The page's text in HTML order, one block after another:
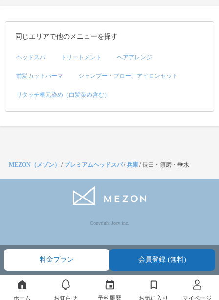
同じエリアで他のメニューを探す
ヘッドスパ トリートメント ヘアアレンジ
前髪カットパーマ シャンプー・ブロー、アイロンセット
リタッチ根元染め（白髪染め含む）
料金プラン 会員登録 (無料)
MEZON（メゾン） / プレミアムヘッドスパ/兵庫/長田・須磨・垂水
Copyright Jocy inc.
ホーム お知らせ 予約履歴 お気に入り マイページ